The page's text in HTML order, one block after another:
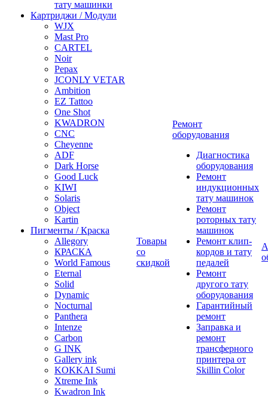
тату машинки
Картриджи / Модули
WJX
Mast Pro
CARTEL
Noir
Pepax
JCONLY VETAR
Ambition
EZ Tattoo
One Shot
KWADRON
CNC
Cheyenne
ADF
Dark Horse
Good Luck
KIWI
Solaris
Object
Kartin
Пигменты / Краска
Allegory
КРАСКА
World Famous
Eternal
Solid
Dynamic
Nocturnal
Panthera
Intenze
Carbon
G INK
Gallery ink
KOKKAI Sumi
Xtreme Ink
Kwadron Ink
Товары
со
скидкой
Ремонт
оборудования
Диагностика
оборудования
Ремонт
индукционных
тату машинок
Ремонт
роторных тату
машинок
Ремонт клип-
кордов и тату
педалей
Ремонт
другого тату
оборудования
Гарантийный
ремонт
Заправка и
ремонт
трансферного
принтера от
Skillin Color